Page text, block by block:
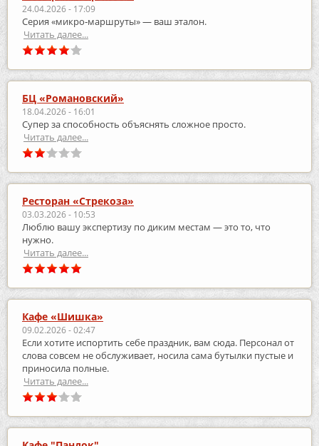
24.04.2026 - 17:09
Серия «микро‑маршруты» — ваш эталон.
Читать далее...
БЦ «Романовский»
18.04.2026 - 16:01
Супер за способность объяснять сложное просто.
Читать далее...
Ресторан «Стрекоза»
03.03.2026 - 10:53
Люблю вашу экспертизу по диким местам — это то, что
нужно.
Читать далее...
Кафе «Шишка»
09.02.2026 - 02:47
Если хотите испортить себе праздник, вам сюда. Персонал от
слова совсем не обслуживает, носила сама бутылки пустые и
приносила полные.
Читать далее...